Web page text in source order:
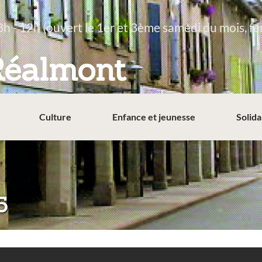
- 12h (ouvert le 1er et 3ème samedi du mois,
Culture Enfance et jeunesse